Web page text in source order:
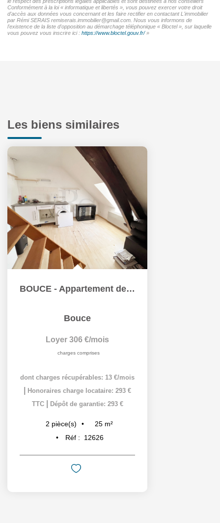
Conformément à la loi « informatique et libertés », vous pouvez exercer votre droit
d'accès aux données vous concernant et les faire rectifier en contactant L'immobilier
par Rémi SERAIS remiserais.immobilier@gmail.com. Nous vous informons de
l'existence de la liste d'opposition au démarchage téléphonique « Bloctel », sur laquelle
vous pouvez vous inscrire ici : https://www.bloctel.gouv.fr/»
Les biens similaires
BOUCE - Appartement de 24.53 m²
Bouce
Loyer 306 €/mois
charges comprises
dont charges récupérables: 13 €/mois
Honoraires charge locataire: 293 €
TTC
Dépôt de garantie: 293 €
2 pièce(s) 25 m²
Réf :
12626